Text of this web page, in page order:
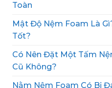
Toàn
Mật Độ Nệm Foam Là
Tốt?
Có Nên Đặt Một Tấm
Cũ Không?
Nằm Nệm Foam Có Bị